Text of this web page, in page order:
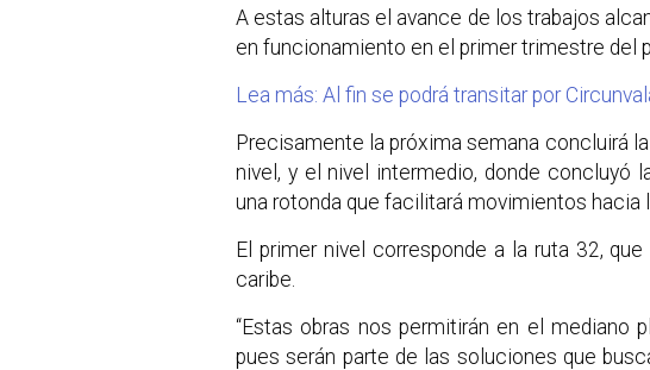
A estas alturas el avance de los trabajos
en funcionamiento en el primer trimestre del
Lea más: Al fin se podrá transitar por
Precisamente la próxima semana concluirá
nivel, y el nivel intermedio, donde concluyó
una rotonda que facilitará movimientos hacia
El primer nivel corresponde a la ruta 32,
caribe.
“Estas obras nos permitirán en el mediano
pues serán parte de las soluciones que